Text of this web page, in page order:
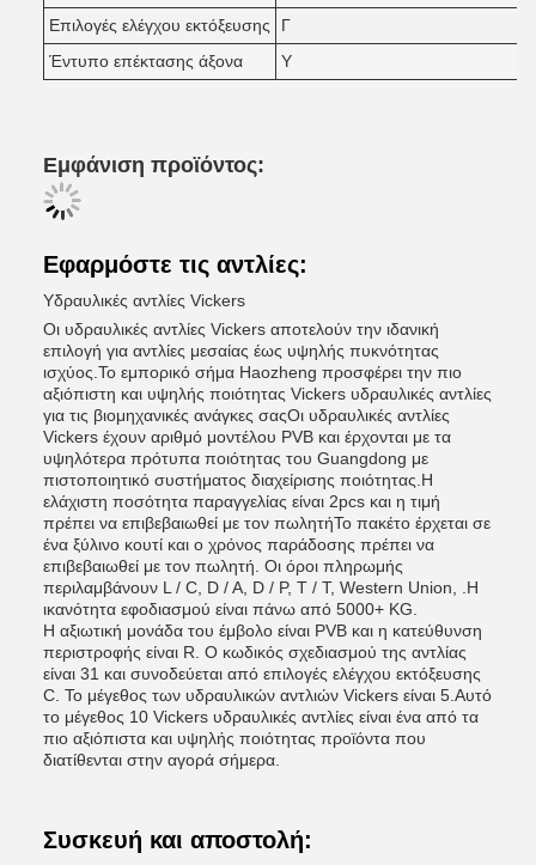
Επιλογές ελέγχου εκτόξευσης
Γ
Έντυπο επέκτασης άξονα
Y
Εμφάνιση προϊόντος:
Εφαρμόστε τις αντλίες:
Υδραυλικές αντλίες Vickers
Οι υδραυλικές αντλίες Vickers αποτελούν την ιδανική
επιλογή για αντλίες μεσαίας έως υψηλής πυκνότητας
ισχύος.Το εμπορικό σήμα Haozheng προσφέρει την πιο
αξιόπιστη και υψηλής ποιότητας Vickers υδραυλικές αντλίες
για τις βιομηχανικές ανάγκες σαςΟι υδραυλικές αντλίες
Vickers έχουν αριθμό μοντέλου PVB και έρχονται με τα
υψηλότερα πρότυπα ποιότητας του Guangdong με
πιστοποιητικό συστήματος διαχείρισης ποιότητας.Η
ελάχιστη ποσότητα παραγγελίας είναι 2pcs και η τιμή
πρέπει να επιβεβαιωθεί με τον πωλητήΤο πακέτο έρχεται σε
ένα ξύλινο κουτί και ο χρόνος παράδοσης πρέπει να
επιβεβαιωθεί με τον πωλητή. Οι όροι πληρωμής
περιλαμβάνουν L / C, D / A, D / P, T / T, Western Union, .Η
ικανότητα εφοδιασμού είναι πάνω από 5000+ KG.
Η αξιωτική μονάδα του έμβολο είναι PVB και η κατεύθυνση
περιστροφής είναι R. Ο κωδικός σχεδιασμού της αντλίας
είναι 31 και συνοδεύεται από επιλογές ελέγχου εκτόξευσης
C. Το μέγεθος των υδραυλικών αντλιών Vickers είναι 5.Αυτό
το μέγεθος 10 Vickers υδραυλικές αντλίες είναι ένα από τα
πιο αξιόπιστα και υψηλής ποιότητας προϊόντα που
διατίθενται στην αγορά σήμερα.
Συσκευή και αποστολή: